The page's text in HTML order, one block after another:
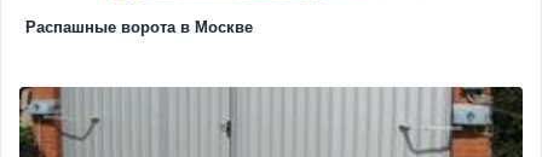
Распашные ворота в Москве